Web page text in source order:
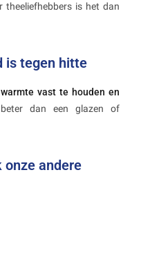
theeliefhebbers is het dan
is tegen hitte
warmte vast te houden en
dan een glazen of
andere